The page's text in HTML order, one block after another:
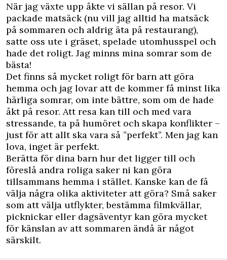
När jag växte upp åkte vi sällan på resor. Vi
packade matsäck (nu vill jag alltid ha matsäck
på sommaren och aldrig äta på restaurang),
satte oss ute i gräset, spelade utomhusspel och
hade det roligt. Jag minns mina somrar som de
bästa!
Det finns så mycket roligt för barn att göra
hemma och jag lovar att de kommer få minst lika
härliga somrar, om inte bättre, som om de hade
åkt på resor. Att resa kan till och med vara
stressande, ta på humöret och skapa konflikter –
just för att allt ska vara så ”perfekt”. Men jag kan
lova, inget är perfekt.
Berätta för dina barn hur det ligger till och
föreslå andra roliga saker ni kan göra
tillsammans hemma i stället. Kanske kan de få
välja några olika aktiviteter att göra? Små saker
som att välja utflykter, bestämma filmkvällar,
picknickar eller dagsäventyr kan göra mycket
för känslan av att sommaren ändå är något
särskilt.